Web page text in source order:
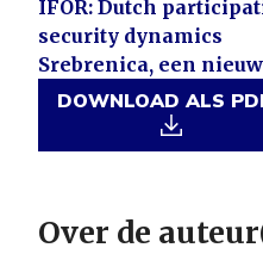
IFOR: Dutch
security dynamics
Srebrenica, een
DOWNLOAD ALS
Over de